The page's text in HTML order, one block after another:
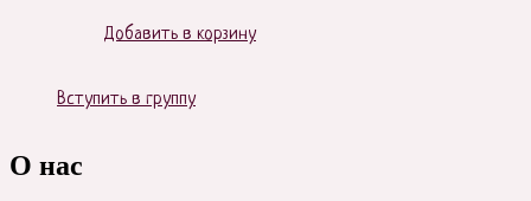
Добавить в корзину
Вступить в группу
О нас